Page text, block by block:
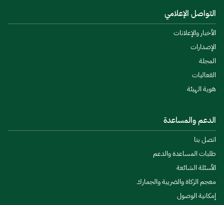
التواصل الإعلامي
الأخبار والإعلانات
الإصدارات
المجلة
الفعاليات
هوية الهيئة
الدعم والمساعدة
اتصل بنا
طلبات المساعدة والدعم
الأسئلة الشائعة
معجم الزكاة والضريبة والجمارك
إمكانية الوصول